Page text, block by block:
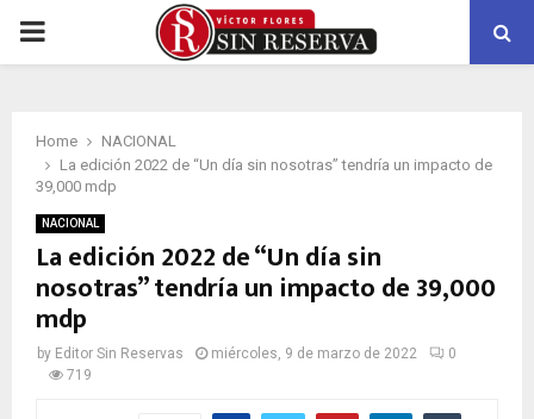
PRIMARY
Home
NACIONAL
La edición 2022 de “Un día sin nosotras” tendría un impacto de
39,000 mdp
NACIONAL
La edición 2022 de “Un día sin
nosotras” tendría un impacto de 39,000
mdp
by Editor Sin Reservas miércoles, 9 de marzo de 2022
0
719